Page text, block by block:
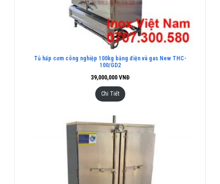
Tủ hấp cơm công nghiệp 100kg bằng điện và gas New THC-
100/GD2
39,000,000VNĐ
Chi Tiết